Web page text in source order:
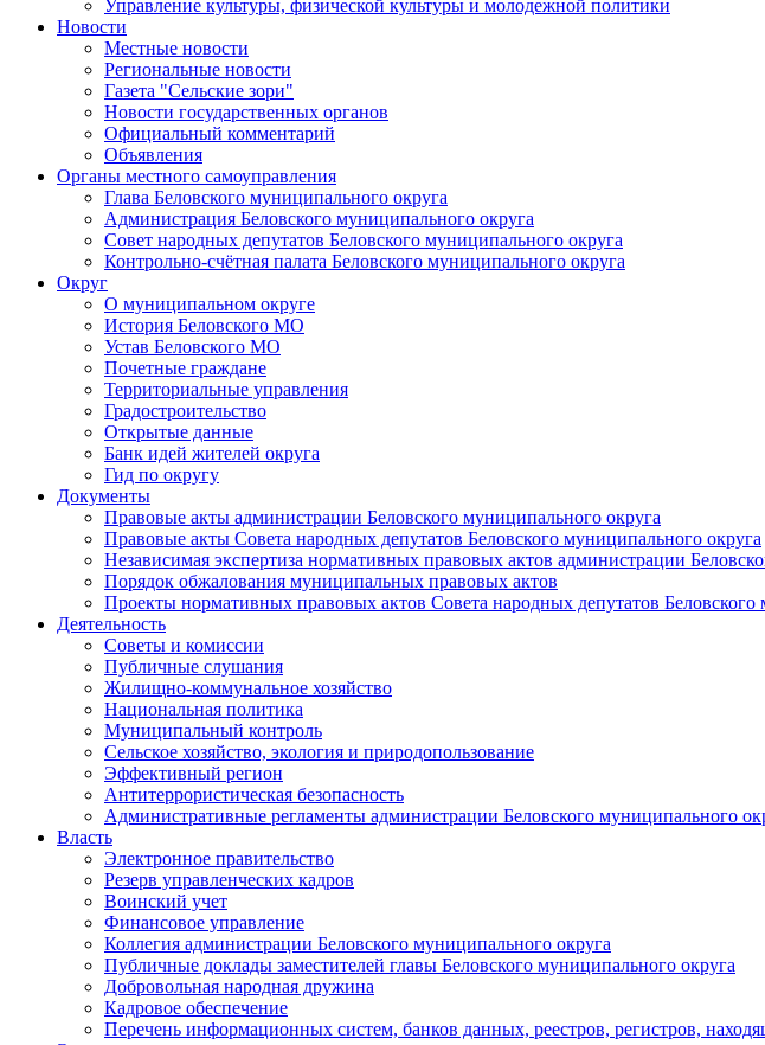
Управление культуры, физической культуры и молодежной политики
Новости
Местные новости
Региональные новости
Газета "Сельские зори"
Новости государственных органов
Официальный комментарий
Объявления
Органы местного самоуправления
Глава Беловского муниципального округа
Администрация Беловского муниципального округа
Совет народных депутатов Беловского муниципального округа
Контрольно-счётная палата Беловского муниципального округа
Округ
О муниципальном округе
История Беловского МО
Устав Беловского МО
Почетные граждане
Территориальные управления
Градостроительство
Открытые данные
Банк идей жителей округа
Гид по округу
Документы
Правовые акты администрации Беловского муниципального округа
Правовые акты Совета народных депутатов Беловского муниципального округа
Независимая экспертиза нормативных правовых актов администрации
Порядок обжалования муниципальных правовых актов
Проекты нормативных правовых актов Совета народных депутатов Беловского
Деятельность
Советы и комиссии
Публичные слушания
Жилищно-коммунальное хозяйство
Национальная политика
Муниципальный контроль
Сельское хозяйство, экология и природопользование
Эффективный регион
Антитеррористическая безопасность
Административные регламенты администрации Беловского муниципального
Власть
Электронное правительство
Резерв управленческих кадров
Воинский учет
Финансовое управление
Коллегия администрации Беловского муниципального округа
Публичные доклады заместителей главы Беловского муниципального округа
Добровольная народная дружина
Кадровое обеспечение
Перечень информационных систем, банков данных, реестров, регистров,